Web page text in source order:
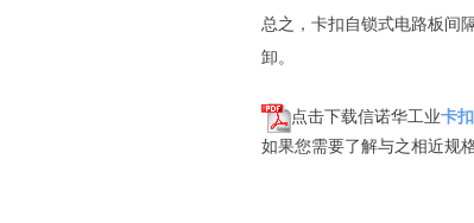
总之，卡扣自锁式电路板间
卸。
点击下载信诺华工业卡
如果您需要了解与之相近规